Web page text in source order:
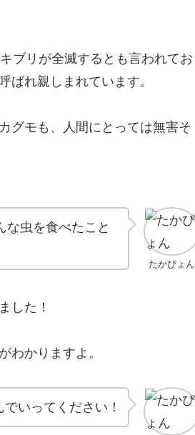
ブリが全滅するとも言われてお
ばれ親しまれています。
グモも、人間にとっては無害そ
たかぴょん
な虫を食べたこと
した！
わかりますよ。
いってください！